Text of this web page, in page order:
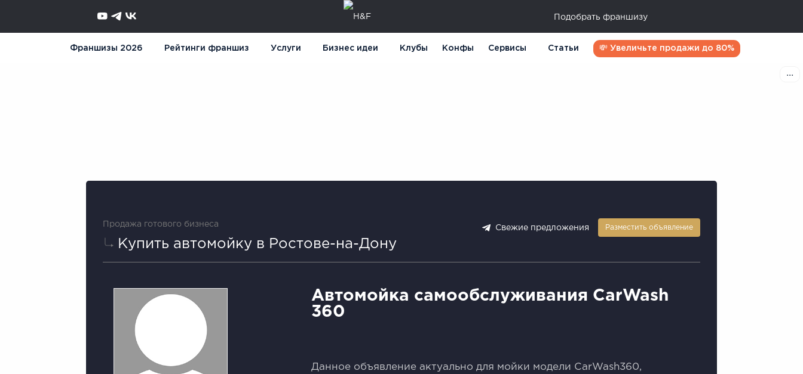
Подобрать франшизу
Франшизы 2026 Рейтинги франшиз Услуги Бизнес идеи Клубы Конфы Сервисы Статьи 💸 Увеличьте продажи до 80%
Продажа готового бизнеса
Купить автомойку в Ростове-на-Дону
Свежие предложения Разместить объявление
Автомойка самообслуживания CarWash
360
Данное объявление актуaльно для мойки модели CаrWash360,